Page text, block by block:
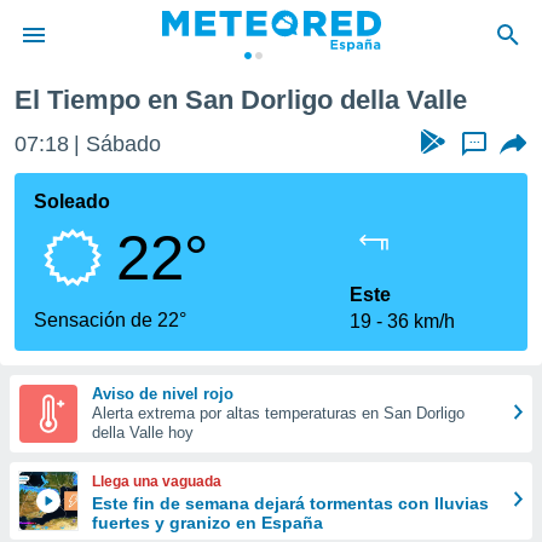
de
por
que se
calidad.
a este
las
y
forma
digital
basada
El Tiempo en San Dorligo della Valle
07:18 Sábado ...
Soleado
22°
Sensación de 22°
Este
19
36 km/h
Aviso de nivel rojo
Alerta extrema por altas temperaturas en San Dorligo
della Valle hoy
Llega una vaguada
Este fin de semana dejará tormentas con lluvias
fuertes y granizo en España